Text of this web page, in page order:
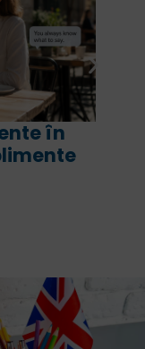
Ce sens
folosim